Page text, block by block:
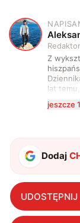
A
Redaktor
Z
lat
także
jeszcze
Dodaj
UDOSTĘPNIJ